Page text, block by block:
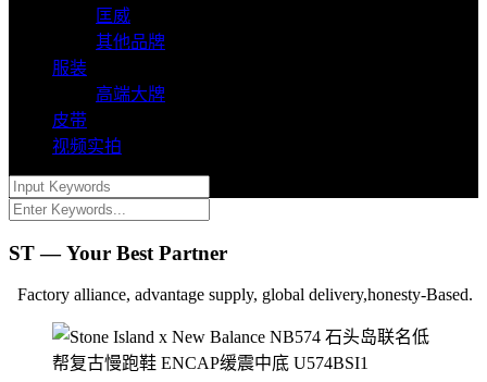
匡威
其他品牌
服装
高端大牌
皮带
视频实拍
ST — Your Best Partner
Factory alliance, advantage supply, global delivery,honesty-Based.